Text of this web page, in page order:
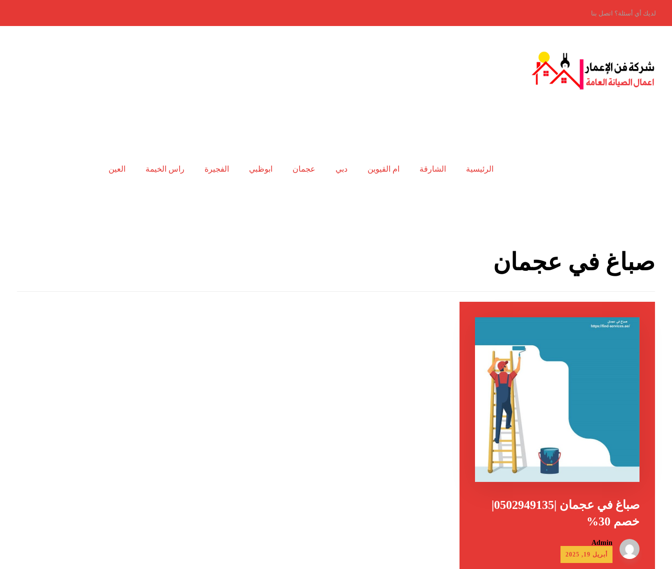
لديك أي أسئلة؟ اتصل بنا
الرئيسية الشارقة ام القيوين دبي عجمان ابوظبي الفجيرة راس الخيمة العين
صباغ في عجمان
خصم 30%
Admin
أبريل 19, 2025